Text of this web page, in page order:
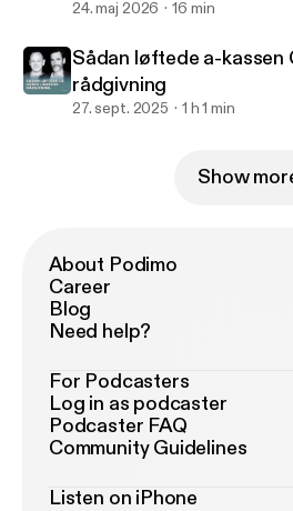
24. maj 2026 16 min
Sådan løftede a-kassen
rådgivning
27. sept. 2025 1 h 1 min
Show
About Podimo
Career
Blog
Need help?
For Podcasters
Log in as podcaster
Podcaster FAQ
Community Guidelines
Listen on iPhone